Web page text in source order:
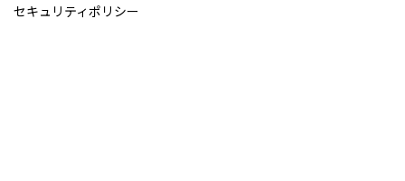
セキュリティポリシー